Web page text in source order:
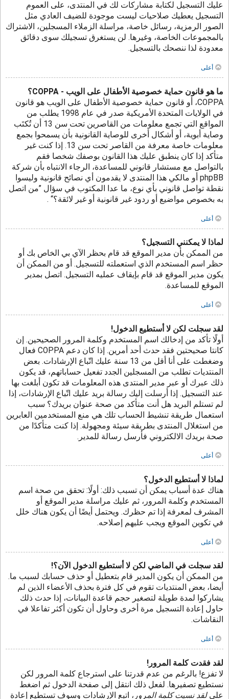
عليك التسجيل لكتابة مشاركات لك في المنتدى، على العموم
التسجيل يعطيك صلاحيات ليست موجودة للضيف العادي مثل
الصور الرمزية، رسائل خاصة، مراسلة الزملاء المسجلين، الاشتراك
بالمجموعات الخاصة، وغيرها. لن يستغرق تسجيلك سوى دقائق
معدودة لذا ننصحك بالتسجيل.
أعلى
ما هو قانون حماية خصوصية الأطفال على الويب - COPPA؟
COPPA، أو قانون حماية خصوصية الأطفال على الويب هو قانون
في الولايات المتحدة الأمريكية صدر في عام 1998 يطلب من
المواقع التي تجمع معلومات من القاصرين تحت سن 13 أن تُكتَب
وصاية أبوية، أو أشكال أخرى للوصاية القانونية بأن يسمحوا بجمع
معلومات خاصة معرفة من القاصر تحت سن 13. إذا كنت غير
متأكد إذا كان ينطبق عليك هذا القانون بوصفك شخصا فقم
بالتواصل مع مستشار قانوني للمساعدة، الرجاء الانتباه بأن شركة
phpBB أو مالكي هذا المنتدى لا يقدمون أي نصائح قانونية وليسوا
نقطة تواصل قانوني بأي نوع، ما عدا المكتوب في سؤال ”من اتصل
به بخصوص مواضيع أو ردود غير قانونية أو غير لائقة؟“ .
أعلى
لماذا لا يمكنني التسجيل؟
من الممكن بأن مدير الموقع قد قام بحظر الآي بي الخاص بك أو
حظر اسم المستخدم الذي استعملته للتسجيل. أو من الممكن أن
يكون مدير الموقع قد قام بإيقاف عمليه التسجيل. اتصل بمدير
الموقع للمساعدة.
أعلى
لقد سجلت لكن لا أستطيع الدخول!
أولًا تأكد من إدخالك اسم المستخدم وكلمة المرور الصحيحين. إن
كانتا صحيحتين فقد حدث أحد أمرين. إذا كان دعم COPPA فعال
وضغطت على أنا أقل من 13 سنة عليك اتّباع الإرشادات. بعض
المنتديات تطلب من المسجلين الجدد تفعيل حساباتهم، قد يكون
ذلك عبرك أو عبر مدير المنتدى هذه المعلومات قد تكون أبلغت بها
عند التسجيل. إذا أرسلت إليك رسالة بريد عليك اتّباع الإرشادات، إذا
لم تستلم البريد هل أنت متأكد من صحة عنوان بريدك؟ سبب
استعمال طريقة تنشيط الحساب تلك هي منع المستخدمين العابرين
من استغلال المنتدى بطريقة سيئة ومجهولة. إذا كنت متأكدًا من
صحة بريدك الالكتروني فأرسل رسالة للمدير.
أعلى
لماذا لا أستطيع الدخول؟
هناك عدة أسباب يمكن أن تسبب ذلك: أولًا: تحقق من صحة اسم
المستخدم وكلمة المرور، ثم عليك مراسلة مدير الموقع أو
المشرف لمعرفة إذا تم حظرك. ويحتمل أيضًا أن يكون هناك خلل
في تكوين الموقع ويجب عليهم إصلاحه.
أعلى
لقد سجلت في الماضي لكن لا أستطيع الدخول الآن؟!
من الممكن أن يكون المدير قام بتعطيل أو حذف حسابك لسبب ما.
أيضا، بعض المنتديات تقوم في كل فترة بحذف الأعضاء الذين لم
يشاركوا لمدة طويلة لتصغير حجم قاعدة البيانات، إذا حدث ذلك
حاول إعادة التسجيل مرة أخرى وحاول أن تكون أكثر تفاعلا في
النقاشات.
أعلى
لقد فقدت كلمة المرور!
لا تفزع! بالرغم من عدم قدرتنا على استرجاع كلمة المرور لكن
نستطيع تصفيرها. لفعل ذلك انتقل إلى صفحة الدخول ثم اضغط
علىلقد نسيت كلمة المرور ، اتبع الإرشادات وسوف تستطيع إعادة